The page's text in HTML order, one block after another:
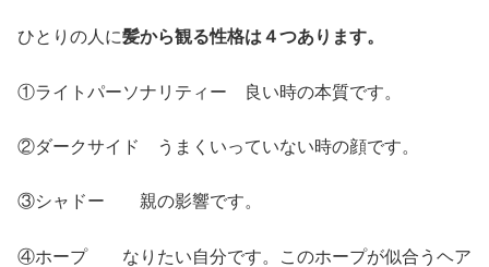
ひとりの人に髪から観る性格は４つあります。
①ライトパーソナリティー 良い時の本質です。
②ダークサイド うまくいっていない時の顔です。
③シャドー 親の影響です。
④ホープ なりたい自分です。このホープが似合うヘア